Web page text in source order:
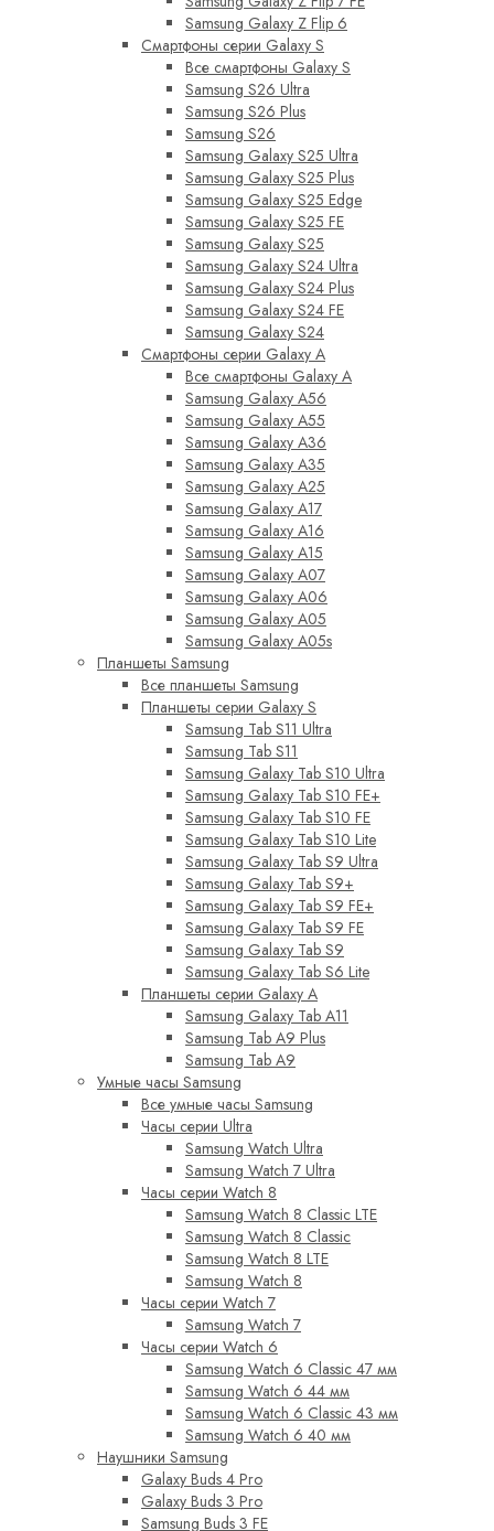
Samsung Galaxy Z Flip 6
Смартфоны серии Galaxy S
Все смартфоны Galaxy S
Samsung S26 Ultra
Samsung S26 Plus
Samsung S26
Samsung Galaxy S25 Ultra
Samsung Galaxy S25 Plus
Samsung Galaxy S25 Edge
Samsung Galaxy S25 FE
Samsung Galaxy S25
Samsung Galaxy S24 Ultra
Samsung Galaxy S24 Plus
Samsung Galaxy S24 FE
Samsung Galaxy S24
Смартфоны серии Galaxy A
Все смартфоны Galaxy A
Samsung Galaxy A56
Samsung Galaxy A55
Samsung Galaxy A36
Samsung Galaxy A35
Samsung Galaxy A25
Samsung Galaxy A17
Samsung Galaxy A16
Samsung Galaxy A15
Samsung Galaxy A07
Samsung Galaxy A06
Samsung Galaxy A05
Samsung Galaxy A05s
Планшеты Samsung
Все планшеты Samsung
Планшеты серии Galaxy S
Samsung Tab S11 Ultra
Samsung Tab S11
Samsung Galaxy Tab S10 Ultra
Samsung Galaxy Tab S10 FE+
Samsung Galaxy Tab S10 FE
Samsung Galaxy Tab S10 Lite
Samsung Galaxy Tab S9 Ultra
Samsung Galaxy Tab S9+
Samsung Galaxy Tab S9 FE+
Samsung Galaxy Tab S9 FE
Samsung Galaxy Tab S9
Samsung Galaxy Tab S6 Lite
Планшеты серии Galaxy A
Samsung Galaxy Tab A11
Samsung Tab A9 Plus
Samsung Tab A9
Умные часы Samsung
Все умные часы Samsung
Часы серии Ultra
Samsung Watch Ultra
Samsung Watch 7 Ultra
Часы серии Watch 8
Samsung Watch 8 Classic LTE
Samsung Watch 8 Classic
Samsung Watch 8 LTE
Samsung Watch 8
Часы серии Watch 7
Samsung Watch 7
Часы серии Watch 6
Samsung Watch 6 Classic 47 мм
Samsung Watch 6 44 мм
Samsung Watch 6 Classic 43 мм
Samsung Watch 6 40 мм
Наушники Samsung
Galaxy Buds 4 Pro
Galaxy Buds 3 Pro
Samsung Buds 3 FE